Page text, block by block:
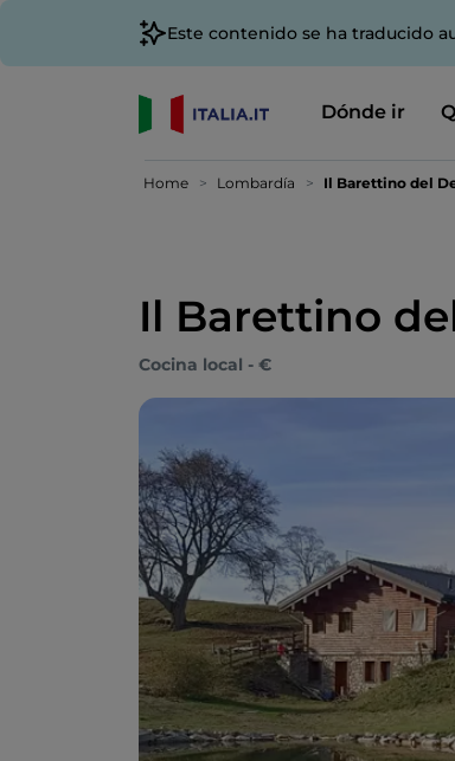
Este contenido se ha traducido
Dónde ir
Home Lombardía Il Barettino del
Il Barettino
Cocina local - €